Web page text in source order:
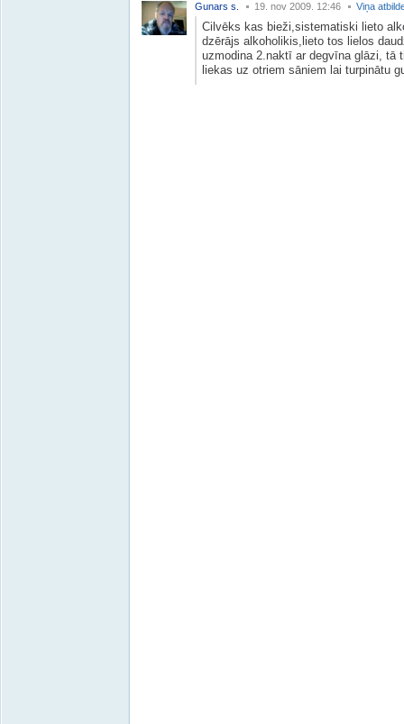
Gunars s. 19. nov 2009. 12:46 Viņa
Cilvēks kas bieži,sistematiski lieto
dzērājs alkoholikis,lieto tos lielos
uzmodina 2.naktī ar degvīna glāzi, tā
liekas uz otriem sāniem lai turpinātu